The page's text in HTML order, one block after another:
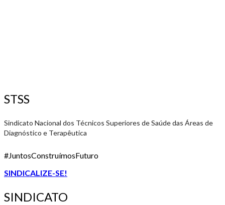
STSS
Sindicato Nacional dos Técnicos Superiores de Saúde das Áreas de
Diagnóstico e Terapêutica
#JuntosConstruímosFuturo
SINDICALIZE-SE!
SINDICATO